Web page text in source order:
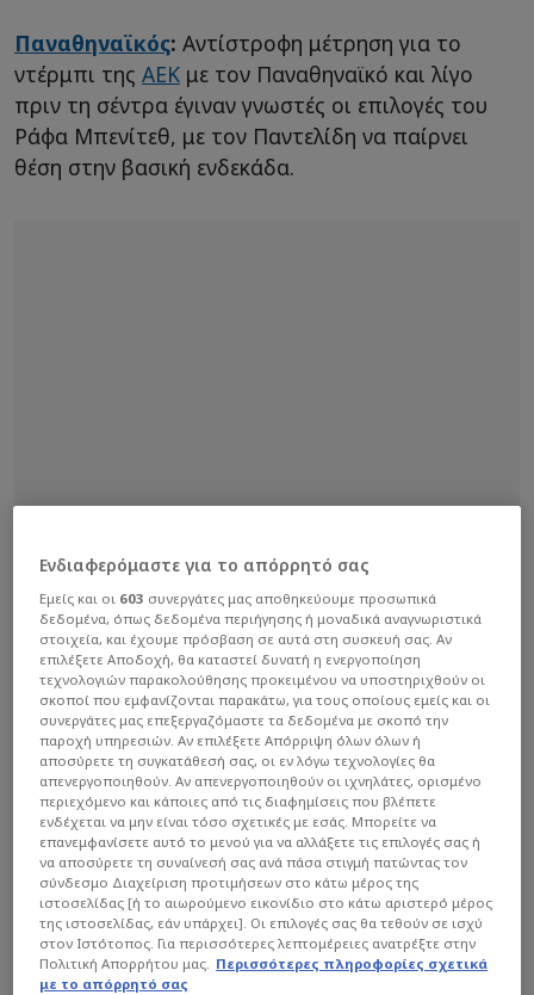
Παναθηναϊκός: Αντίστροφη μέτρηση για το
ντέρμπι της ΑΕΚ με τον Παναθηναϊκό και λίγο
πριν τη σέντρα έγιναν γνωστές οι επιλογές του
Ράφα Μπενίτεθ, με τον Παντελίδη να παίρνει
θέση στην βασική ενδεκάδα.
Ενδιαφερόμαστε για το απόρρητό σας
Εμείς και οι 603 συνεργάτες μας αποθηκεύουμε προσωπικά
δεδομένα, όπως δεδομένα περιήγησης ή μοναδικά αναγνωριστικά
στοιχεία, και έχουμε πρόσβαση σε αυτά στη συσκευή σας. Αν
επιλέξετε Αποδοχή, θα καταστεί δυνατή η ενεργοποίηση
τεχνολογιών παρακολούθησης προκειμένου να υποστηριχθούν οι
σκοποί που εμφανίζονται παρακάτω, για τους οποίους εμείς και οι
συνεργάτες μας επεξεργαζόμαστε τα δεδομένα με σκοπό την
παροχή υπηρεσιών. Αν επιλέξετε Απόρριψη όλων όλων ή
αποσύρετε τη συγκατάθεσή σας, οι εν λόγω τεχνολογίες θα
απενεργοποιηθούν. Αν απενεργοποιηθούν οι ιχνηλάτες, ορισμένο
περιεχόμενο και κάποιες από τις διαφημίσεις που βλέπετε
ενδέχεται να μην είναι τόσο σχετικές με εσάς. Μπορείτε να
επανεμφανίσετε αυτό το μενού για να αλλάξετε τις επιλογές σας ή
να αποσύρετε τη συναίνεσή σας ανά πάσα στιγμή πατώντας τον
σύνδεσμο Διαχείριση προτιμήσεων στο κάτω μέρος της
ιστοσελίδας [ή το αιωρούμενο εικονίδιο στο κάτω αριστερό μέρος
της ιστοσελίδας, εάν υπάρχει]. Οι επιλογές σας θα τεθούν σε ισχύ
στον Ιστότοπος. Για περισσότερες λεπτομέρειες ανατρέξτε στην
Πολιτική Απορρήτου μας. Περισσότερες πληροφορίες σχετικά
με το απόρρητό σας